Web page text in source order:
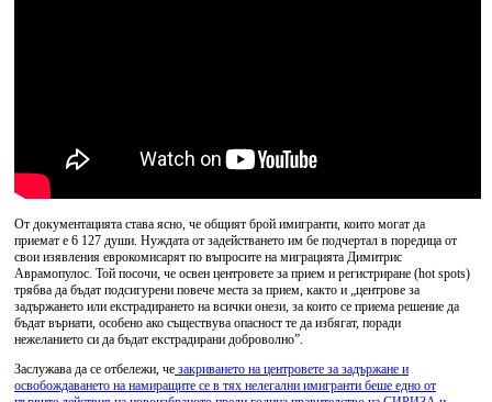
От документацията става ясно, че общият брой имигранти, които могат да
приемат е 6 127 души. Нуждата от задействането им бе подчертал в поредица от
свои изявления еврокомисарят по въпросите на миграцията Димитрис
Аврамопулос. Той посочи, че освен центровете за прием и регистриране (hot spots)
трябва да бъдат подсигурени повече места за прием, както и „центрове за
задържането или екстрадирането на всички онези, за които се приема решение да
бъдат върнати, особено ако съществува опасност те да избягат, поради
нежеланието си да бъдат екстрадирани доброволно”.
Заслужава да се отбележи, че закриването на центровете за задържане и
освобождаването на намиращите се в тях нелегални имигранти беше едно от